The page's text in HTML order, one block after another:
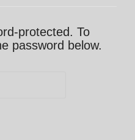
protected. To
password below.